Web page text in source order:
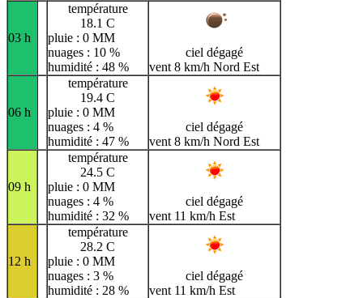
03 h
température
18.1 C
pluie : 0 MM
nuages : 10 %
humidité : 48 %
ciel dégagé
vent 8 km/h Nord Est
06 h
température
19.4 C
pluie : 0 MM
nuages : 4 %
humidité : 47 %
ciel dégagé
vent 8 km/h Nord Est
09 h
température
24.5 C
pluie : 0 MM
nuages : 4 %
humidité : 32 %
ciel dégagé
vent 11 km/h Est
12 h
température
28.2 C
pluie : 0 MM
nuages : 3 %
humidité : 28 %
ciel dégagé
vent 11 km/h Est